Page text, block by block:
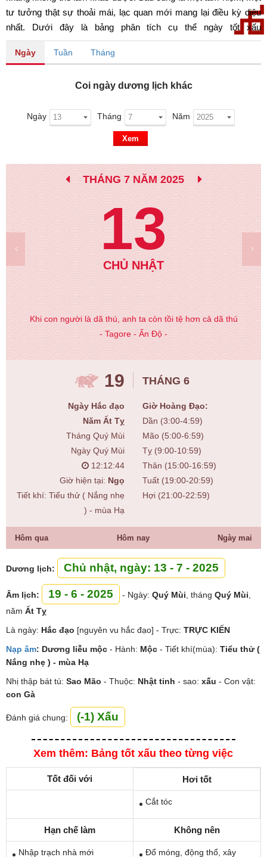
tư tưởng thật sự thoải mái, lạc quan mới mang lại điều kỳ diệu
nhất. Dưới đây là bảng phân tích cụ thể ngày tốt xấu
ngày 13/7/2025. Chúc quý bạn có một ngày may mắn và tốt lành.
Ngày Tuần Tháng
Coi ngày dương lịch khác
Ngày Tháng Năm
Xem
THÁNG 7 NĂM 2025
13
CHỦ NHẬT
Khi con người là dã thú, anh ta còn tồi tệ hơn cả dã thú
- Tagore - Ấn Độ -
19
Ngày Hắc đạo
Năm Ất Tỵ
Tháng Quý Mùi
Ngày Quý Mùi
12:12:45
Giờ hiện tại: Ngọ
Tiết khí: Tiểu thử ( Nắng nhẹ
) - mùa Hạ
THÁNG 6
Giờ Hoàng Đạo:
Dần (3:00-4:59)
Mão (5:00-6:59)
Tỵ (9:00-10:59)
Thân (15:00-16:59)
Tuất (19:00-20:59)
Hợi (21:00-22:59)
Hôm qua Hôm nay Ngày mai
Dương lịch: Chủ nhật, ngày: 13 - 7 - 2025
Âm lịch: 19 - 6 - 2025 - Ngày: Quý Mùi , tháng Quý Mùi
năm Ất Tỵ
Là ngày: Hắc đạo [nguyên vu hắc đạo] - Trực: TRỰC KIẾN
Nạp âm: Dương liễu mộc - Hành: Mộc - Tiết khí(mùa): Tiểu thử (
Nắng nhẹ ) - mùa Hạ
Nhị thập bát tú: Sao Mão - Thuộc: Nhật tinh - sao: xấu - Con vật:
con Gà
Đánh giá chung: (-1) Xấu
Xem thêm: Bảng tốt xấu theo từng việc
Tốt đối với Hơi tốt
Cắt tóc
Hạn chế làm
Nhập trạch nhà mới
Không nên
Đổ móng, động thổ, xây